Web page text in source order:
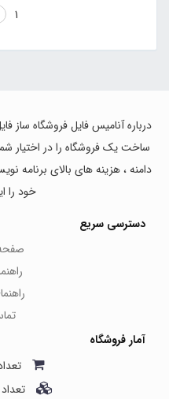
1
درباره آنامیس فایل فروشگاه ساز
ساخت یک فروشگاه را در اختیار
دامنه ، هزینه های بالای برنامه
خود را
دسترسی سریع
آمار فروشگاه
تعداد